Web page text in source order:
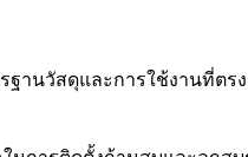
ฐานวัสดุและการใช้งานที่ตร